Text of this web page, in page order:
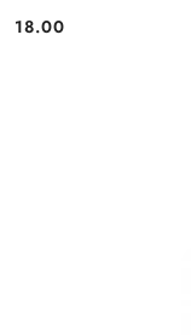
Cena:
18.00